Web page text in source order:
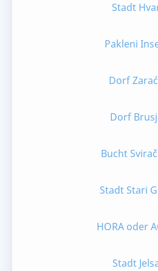
Stadt
Pakleni
Dorf
Dorf
Bucht
Stadt Stari
HORA oder
Stadt